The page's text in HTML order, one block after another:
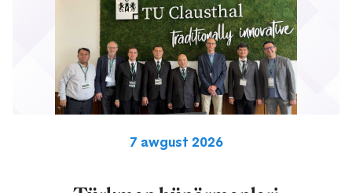
7 awgust 2026